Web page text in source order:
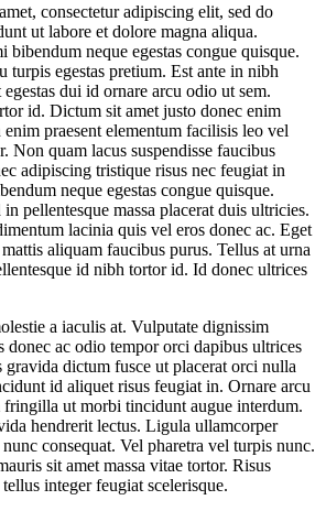
consectetur adipiscing elit, sed do
ut labore et dolore magna aliqua.
bibendum neque egestas congue quisque.
turpis egestas pretium. Est ante in nibh
dui id ornare arcu odio ut sem.
id. Dictum sit amet justo donec enim
praesent elementum facilisis leo vel
Non quam lacus suspendisse faucibus
adipiscing tristique risus nec feugiat in
neque egestas congue quisque.
pellentesque massa placerat duis ultricies.
lacinia quis vel eros donec ac. Eget
aliquam faucibus purus. Tellus at urna
id nibh tortor id. Id donec ultrices
a iaculis at. Vulputate dignissim
donec ac odio tempor orci dapibus ultrices
gravida dictum fusce ut placerat orci nulla
id aliquet risus feugiat in. Ornare arcu
ut morbi tincidunt augue interdum.
hendrerit lectus. Ligula ullamcorper
consequat. Vel pharetra vel turpis nunc.
sit amet massa vitae tortor. Risus
integer feugiat scelerisque.